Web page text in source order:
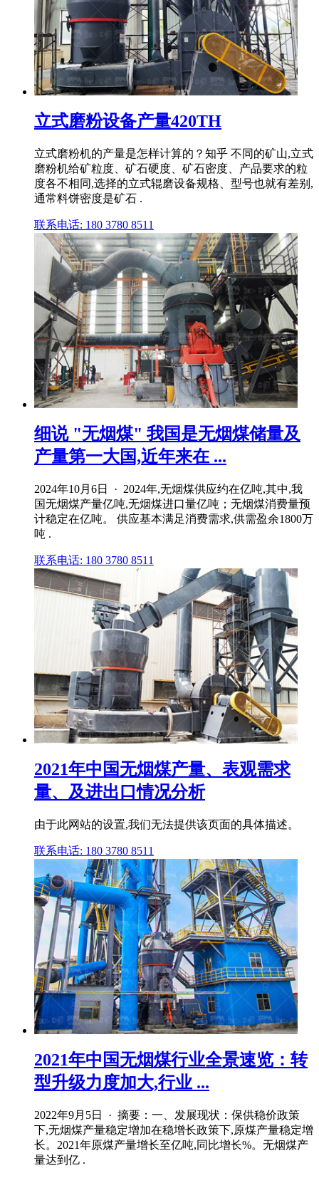
立式磨粉设备产量420TH
立式磨粉机的产量是怎样计算的？知乎 不同的矿山,立式
磨粉机给矿粒度、矿石硬度、矿石密度、产品要求的粒
度各不相同,选择的立式辊磨设备规格、型号也就有差别,
通常料饼密度是矿石 .
联系电话: 180 3780 8511
细说 "无烟煤" 我国是无烟煤储量及
产量第一大国,近年来在 ...
2024年10月6日 · 2024年,无烟煤供应约在亿吨,其中,我
国无烟煤产量亿吨,无烟煤进口量亿吨；无烟煤消费量预
计稳定在亿吨。 供应基本满足消费需求,供需盈余1800万
吨 .
联系电话: 180 3780 8511
2021年中国无烟煤产量、表观需求
量、及进出口情况分析
由于此网站的设置,我们无法提供该页面的具体描述。
联系电话: 180 3780 8511
2021年中国无烟煤行业全景速览：转
型升级力度加大,行业 ...
2022年9月5日 · 摘要：一、发展现状：保供稳价政策
下,无烟煤产量稳定增加在稳增长政策下,原煤产量稳定增
长。2021年原煤产量增长至亿吨,同比增长%。无烟煤产
量达到亿 .